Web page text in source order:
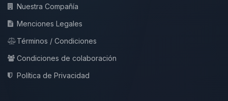
Nuestra Compañía
Menciones Legales
Términos / Condiciones
Condiciones de colaboración
Política de Privacidad